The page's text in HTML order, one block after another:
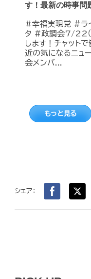
す！最新の時事問
#幸福実現党 #ラ
タ #政調会7/22（
します！チャット
近の気になるニュ
会メンバ...
もっと見る
シェア：